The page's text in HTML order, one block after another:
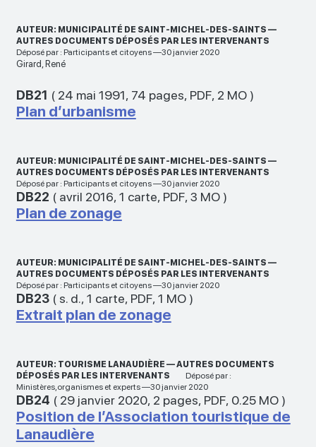
AUTEUR: MUNICIPALITÉ DE SAINT-MICHEL-DES-SAINTS —
AUTRES DOCUMENTS DÉPOSÉS PAR LES INTERVENANTS
Déposé par : Participants et citoyens —30 janvier 2020
Girard, René
DB21 ( 24 mai 1991, 74 pages, PDF, 2 MO)
Plan d’urbanisme
AUTEUR: MUNICIPALITÉ DE SAINT-MICHEL-DES-SAINTS —
AUTRES DOCUMENTS DÉPOSÉS PAR LES INTERVENANTS
Déposé par : Participants et citoyens —30 janvier 2020
DB22 ( avril 2016, 1 carte, PDF, 3 MO)
Plan de zonage
AUTEUR: MUNICIPALITÉ DE SAINT-MICHEL-DES-SAINTS —
AUTRES DOCUMENTS DÉPOSÉS PAR LES INTERVENANTS
Déposé par : Participants et citoyens —30 janvier 2020
DB23( s. d., 1 carte, PDF, 1 MO)
Extrait plan de zonage
AUTEUR: TOURISME LANAUDIÈRE — AUTRES DOCUMENTS
DÉPOSÉS PAR LES INTERVENANTS
Déposé par :
Ministères,organismes et experts —30 janvier 2020
DB24 ( 29 janvier 2020, 2 pages, PDF, 0.25 MO)
Position de l’Association touristique de
Lanaudière